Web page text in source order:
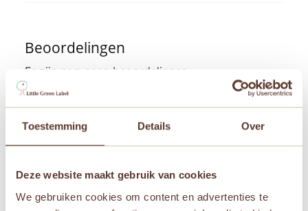
Toestemming Details Over
Deze website maakt gebruik van cookies
We gebruiken cookies om content en advertenties te
Beoordelingen
Er zijn nog geen beoordelingen.
Wees de eerste om “Kaloo Tendresse –
Amandine” te beoordelen
Je e-mailadres wordt niet gepubliceerd.
Vereiste
velden zijn gemarkeerd met*
Je beoordeling*